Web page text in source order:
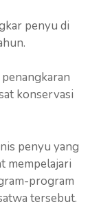
penyu di
konservasi
penyu yang
mempelajari
program
tersebut.